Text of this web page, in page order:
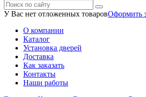
У Вас нет отложенных товаровОформить
О компании
Каталог
Установка дверей
Доставка
Как заказать
Контакты
Наши работы